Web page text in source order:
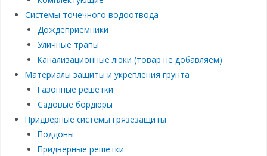
Системы точечного водоотвода
Дождеприемники
Уличные трапы
Канализационные люки (товар не добавляем)
Материалы защиты и укрепления грунта
Газонные решетки
Садовые бордюры
Придверные системы грязезащиты
Поддоны
Придверные решетки